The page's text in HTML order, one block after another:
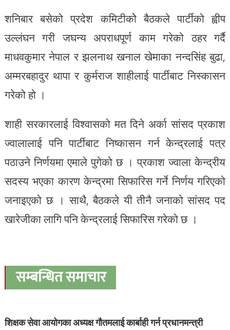
शनिबार बसेको प्रदेश कमिटीकोे बैठकले पार्टीको ह्वीप
उल्लंघन गरी जघन्य अपराधपूर्ण काम गरेको ठहर गर्दै
माधवकुमार नेपाल र झलनाथ खनाल खेमाका नन्दसिंह बुढा,
अम्मरबहादुर थापा र कुर्मराज शाहीलाई पार्टीबाट निस्कासन
गरेको हो ।
शाही सरकारलाई विश्वासको मत दिने अर्का सांसद प्रकाश
ज्वालालाई पनि पार्टीबाट निष्कासन गर्न केन्द्रलाई पत्र
पठाउने निर्णयमा एमाले पुगेको छ । प्रकाश ज्वाला केन्द्रीय
सदस्य भएका कारण केन्द्रमा सिफारिस गर्ने निर्णय गरिएको
जनाइएको छ । साथै, बैठकले यी तीनै जनाको सांसद पद
खारेजीका लागि पनि केन्द्रलाई सिफारिस गरेको छ ।
सम्बन्धित समाचार
शिक्षक सेवा आयोगका अध्यक्ष गौतमलाई कार्बाही गर्न प्रधानमन्त्री